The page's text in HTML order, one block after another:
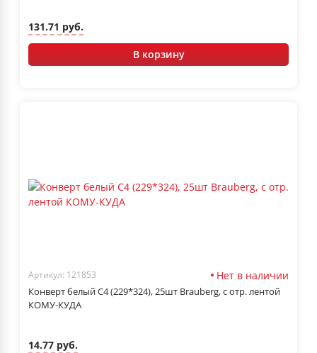
131.71 руб.
В корзину
Артикул: 121853 Нет в наличии
Конверт белый С4 (229*324), 25шт Brauberg, с отр. лентой
КОМУ-КУДА
14.77 руб.